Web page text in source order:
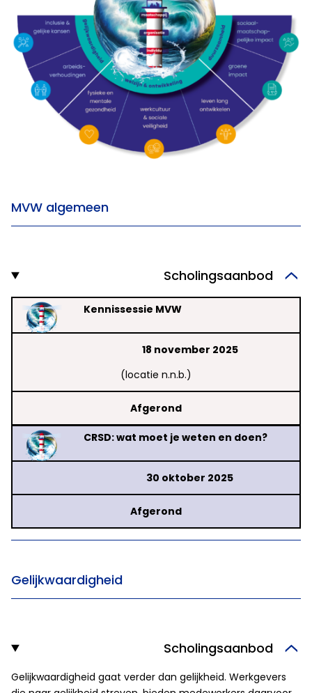
MVW algemeen
Scholingsaanbod
Kennissessie MVW
18 november 2025
(locatie n.n.b.)
Afgerond
CRSD: wat moet je weten en doen?
30 oktober 2025
Afgerond
Gelijkwaardigheid
Scholingsaanbod
Gelijkwaardigheid gaat verder dan gelijkheid. Werkgevers